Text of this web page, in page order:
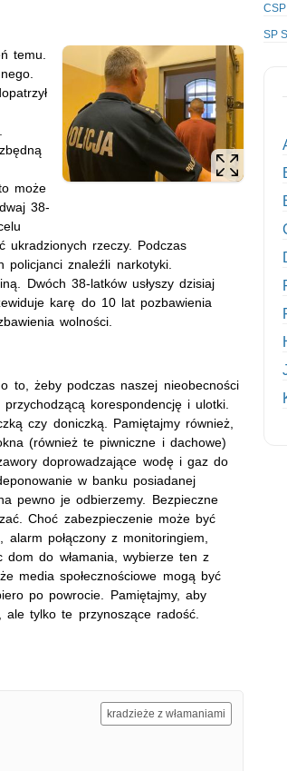
temu.
może
38-
ukradzionych rzeczy. Podczas
znaleźli narkotyki.
Dwóch 38-latków usłyszy dzisiaj
karę do 10 lat pozbawienia
wolności.
to, żeby podczas naszej nieobecności
korespondencję i ulotki.
czy doniczką. Pamiętajmy również,
(również te piwniczne i dachowe)
doprowadzające wodę i gaz do
w banku posiadanej
pewno je odbierzemy. Bezpieczne
Choć zabezpieczenie może być
połączony z monitoringiem,
dom do włamania, wybierze ten z
media społecznościowe mogą być
po powrocie. Pamiętajmy, aby
tylko te przynoszące radość.
kradzieże z włamaniami
SP